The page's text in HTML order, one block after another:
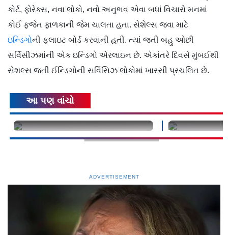
કોર્ટ, ફોરેક્સ, નવા લોકો, નવો અનુભવ એવા બધાં વિચારો મનમાં
કોઈ ફજેત ફાળકાની જેમ ચાલતા હતા. સેશેલ્સ જવા માટે
ઇન્ડિગોની ફ્લાઇટ બોર્ડ કરવાની હતી. ત્યાં જતી બહુ ઓછી
સર્વિસીઝમાંની એક ઇન્ડિગો એરલાઇન છે. એકાંતરે દિવસે મુંબઈથી
સેશલ્સ જતી ઈન્ડિગોની સર્વિસિઝ લોકોમાં ખાસ્સી પ્રચલિત છે.
આ પણ વાંચો
undefined undefined
ADVERTISEMENT